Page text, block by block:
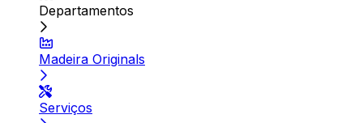
Departamentos
Madeira Originals
Serviços